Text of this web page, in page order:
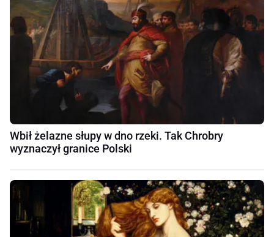
Wbił żelazne słupy w dno rzeki. Tak Chrobry
wyznaczył granice Polski